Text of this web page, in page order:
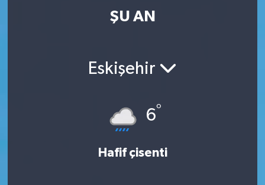
ŞU AN
Eskişehir
6°
Hafif çisenti